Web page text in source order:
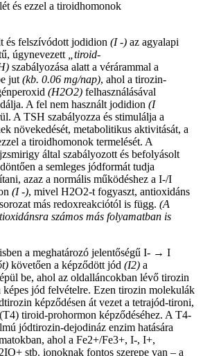
és felszívódott jodidion (I -) az agyalapi
úgynevezett
„tiroid-
szabályozása alatt a vérárammal a
jut (kb. 0.06 mg/nap), ahol a tirozin-
(H2O2) felhasználásával
A fel nem használt jodidion (I
A TSH szabályozza és stimulálja a
növekedését, metabolitikus aktivitását, a
a tiroidhomonok termelését. A
által szabályozott és befolyásolt
a semleges jódformát tudja
azaz a normális működéshez a I-/I
(I -), mivel H2O2-t fogyaszt, antioxidáns
más redoxreakciótól is függ. (A
számos más folyamatban is
a meghatározó jelentőségű I- → I
követően a képződött jód (I2) a
be, ahol az oldalláncokban lévő tirozin
jód felvételre. Ezen tirozin molekulák
képződésen át vezet a tetrajód-tironi,
(T4) tiroid-prohormon képződéséhez. A T4-
jódtirozin-dejodináz enzim hatására
ahol a Fe2+/Fe3+, I-, I+,
stb. ionoknak fontos szerepe van – a